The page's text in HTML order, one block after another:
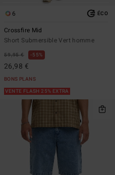
6 ÉCO
Crossfire Mid
Short Submersible Vert homme
59,95 € 55%
26,98 €
BONS PLANS
VENTE FLASH 25% EXTRA